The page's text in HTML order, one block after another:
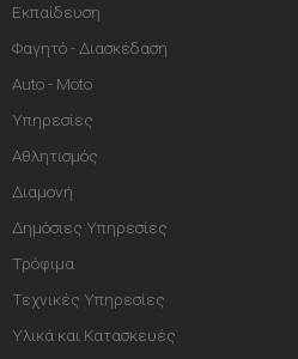
Εκπαίδευση
Φαγητό - Διασκέδαση
Auto - Moto
Υπηρεσίες
Αθλητισμός
Διαμονή
Δημόσιες Υπηρεσίες
Τρόφιμα
Τεχνικές Υπηρεσίες
Υλικά και Κατασκευές